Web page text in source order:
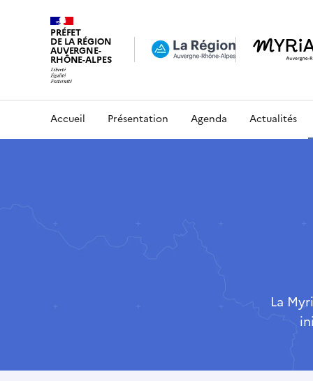
PRÉFET
DE LA RÉGION
AUVERGNE-
RHÔNE-ALPES
Accueil Présentation Agenda Actualités
La